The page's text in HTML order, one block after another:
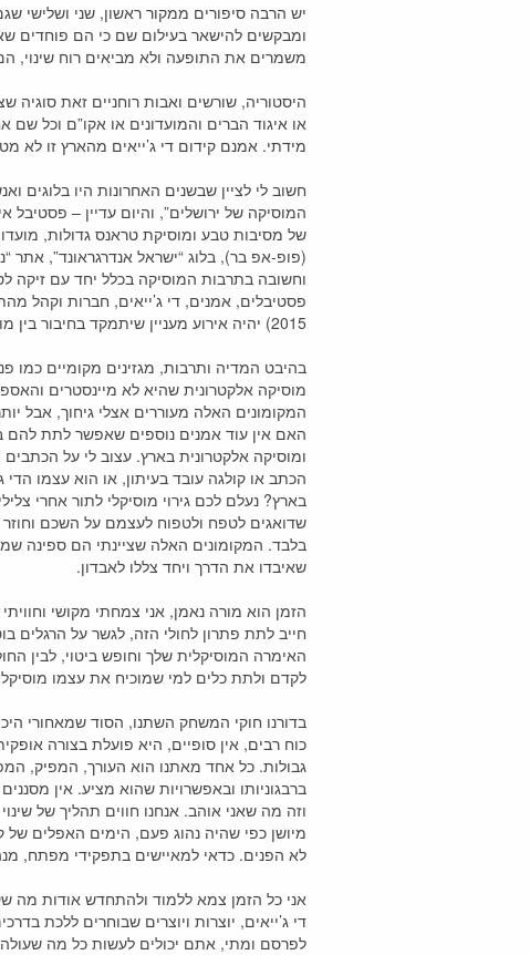
יש הרבה סיפורים ממקור ראשון, שני ושלישי
ומבקשים להישאר בעילום שם כי הם פוחדים
משמרים את התופעה ולא מביאים רוח שינוי,
היסטוריה, שורשים ואבות רוחניים זאת
או איגוד הברים והמועדונים או אקו”ם וכל
מידתי. אמנם קידום די ג’ייאים מהארץ זו
חשוב לי לציין שבשנים האחרונות היו בלוגים
המוסיקה של ירושלים”, והיום עדיין –
של מסיבות טבע ומוסיקת טראנס גדולות,
(פופ-אפ בר), בלוג “ישראל אנדרגראונד”, אתר
וחשובה בתרבות המוסיקה בכלל יחד עם זיקה
פסטיבלים, אמנים, די ג’ייאים, חברות וקהל
2015) יהיה אירוע מעניין שיתמקד בחיבור בין מוחות ואמנים מקומיים לצד עולמיים ושמו “טיון אין תל-אביב” שאני ממליץ לכם ללכת אליו.
בהיבט המדיה ותרבות, מגזינים מקומיים כמו
מוסיקה אלקטרונית שהיא לא מיינסטרים
המקומונים האלה מעוררים אצלי גיחוך, אבל
האם אין עוד אמנים נוספים שאפשר לתת להם
ומוסיקה אלקטרונית בארץ. עצוב לי על
הכתב או קולגה עובד בעיתון, או הוא עצמו
בארץ? נעלם לכם גירוי מוסיקלי לתור אחרי
שדואגים לטפח ולטפוח לעצמם על השכם וחוזר
בלבד. המקומונים האלה שציינתי הם ספינה
שאיבדו את הדרך ויחד צללו לאבדון.
הזמן הוא מורה נאמן, אני צמחתי מקושי
חייב לתת פתרון לחולי הזה, לגשר על
האימרה המוסיקלית שלך וחופש ביטוי, לבין
לקדם ולתת כלים למי שמוכיח את עצמו
בדורנו חוקי המשחק השתנו, הסוד שמאחורי
כוח רבים, אין סופיים, היא פועלת בצורה
גבולות. כל אחד מאתנו הוא העורך, המפיק,
ברבגוניותו ובאפשרויות שהוא מציע. אין
וזה מה שאני אוהב. אנחנו חווים תהליך של
מיושן כפי שהיה נהוג פעם, הימים האפלים
לא הפנים. כדאי למאיישים בתפקידי מפתח,
אני כל הזמן צמא ללמוד ולהתחדש אודות מה
די ג’ייאים, יוצרות ויוצרים שבוחרים ללכת
לפרסם ומתי, אתם יכולים לעשות כל מה